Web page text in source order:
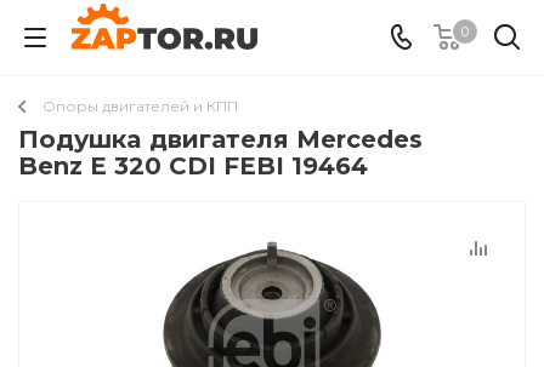
0
Опоры двигателей и КПП
Подушкa двигателя Mercedes
Benz E 320 CDI FEBI 19464